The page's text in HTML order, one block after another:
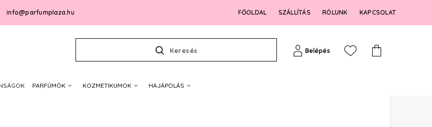
info@parfumplaza.hu FŐOLDAL SZÁLLÍTÁS RÓLUNK KAPCSOLAT
Keresés Belépés
PARFÜMÖK KOZMETIKUMOK HAJÁPOLÁS